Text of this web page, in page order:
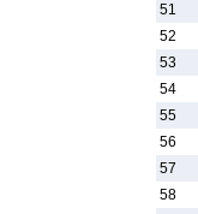
51
52
53
54
55
56
57
58